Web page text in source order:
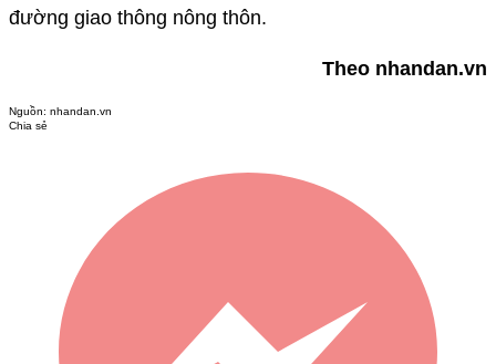
đường giao thông nông thôn.
Theo nhandan.vn
Nguồn: nhandan.vn
Chia sẻ